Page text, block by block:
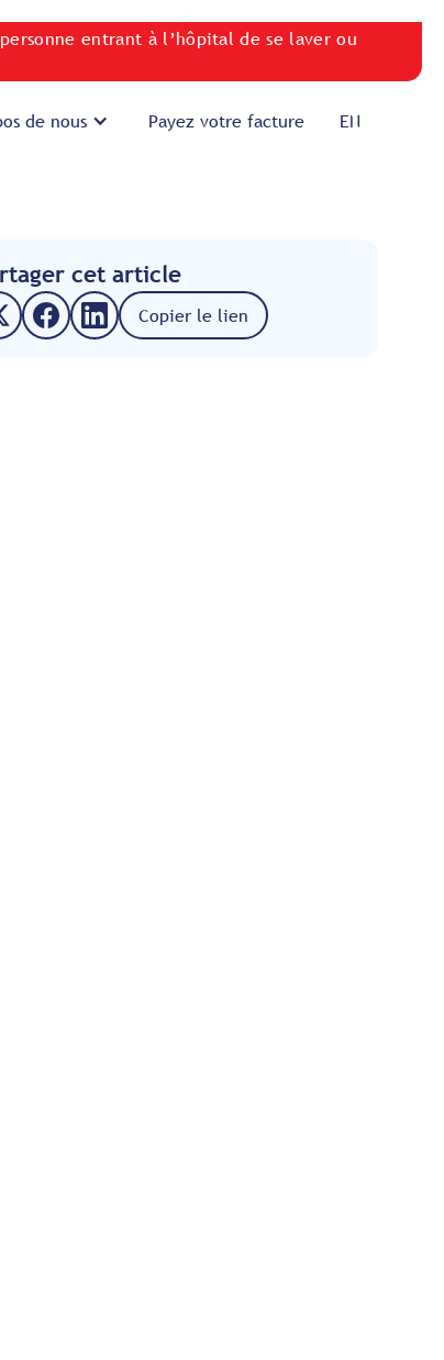
entrant à l’hôpital de se laver ou
de nous Payez votre facture EN
cet article
Copier le lien